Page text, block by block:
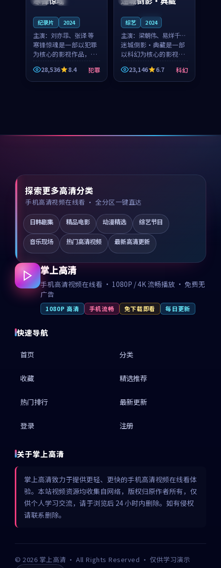
纪录片 2024
主演： 刘亦菲、张译 等
寒锋惊魂是一部以犯罪
为核心的影视作品，围
绕危机、反转与人物成
长展开，整体节奏紧
凑，值得推荐观看。
28,536 8.4 犯罪
综艺 2024
主演： 梁朝伟、易烊千玺
等
迷城倒影·典藏是一部
以科幻为核心的影视作
品，围绕危机、反转与
人物成长展开，整体节
奏紧凑，值得推荐观
23,146 6.7 科幻
探索更多高清分类
手机高清视频在线看 · 全分区一键直达
日韩剧集 精品电影 动漫精选 综艺节目
音乐现场 热门高清视频 最新高清更新
掌上高清
手机高清视频在线看 · 1080P / 4K 流畅播放 · 免费无
广告
1080P 高清 手机流畅 免下载即看 每日更新
快速导航
首页 分类
收藏 精选推荐
热门排行 最新更新
登录 注册
关于掌上高清
掌上高清致力于提供更轻、更快的手机高清视频在线看体
验。本站视频资源均收集自网络，版权归原作者所有，仅
供个人学习交流，请于浏览后 24 小时内删除。如有侵权
请联系删除。
©2026 掌上高清 · All Rights Reserved · 仅供学习演示